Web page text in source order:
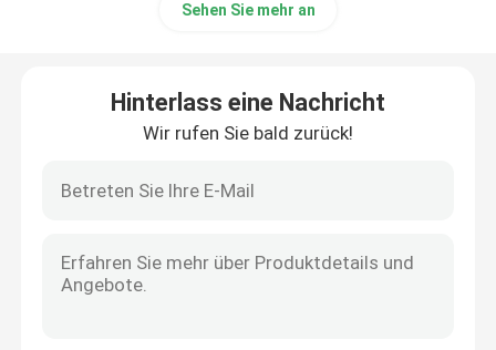
Sehen Sie mehr an
Hinterlass eine Nachricht
Wir rufen Sie bald zurück!